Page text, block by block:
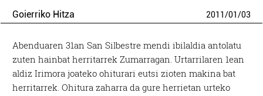
Goierriko Hitza 2011/01/03
Abenduaren 31an San Silbestre mendi ibilaldia antolatu
zuten hainbat herritarrek Zumarragan. Urtarrilaren 1ean
aldiz Irimora joateko ohiturari eutsi zioten makina bat
herritarrek. Ohitura zaharra da gure herrietan urteko